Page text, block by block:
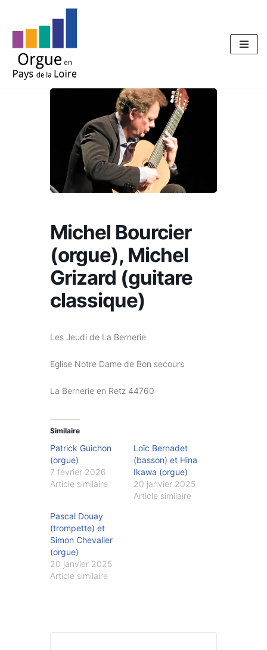
Aller
au
contenu
Michel Bourcier
(orgue), Michel
Grizard (guitare
classique)
Les Jeudi de La Bernerie
Eglise Notre Dame de Bon secours
La Bernerie en Retz 44760
Similaire
Patrick Guichon
(orgue)
7 février 2026
Article similaire
Loïc Bernadet
(basson) et Hina
Ikawa (orgue)
20 janvier 2025
Article similaire
Pascal Douay
(trompette) et
Simon Chevalier
(orgue)
20 janvier 2025
Article similaire